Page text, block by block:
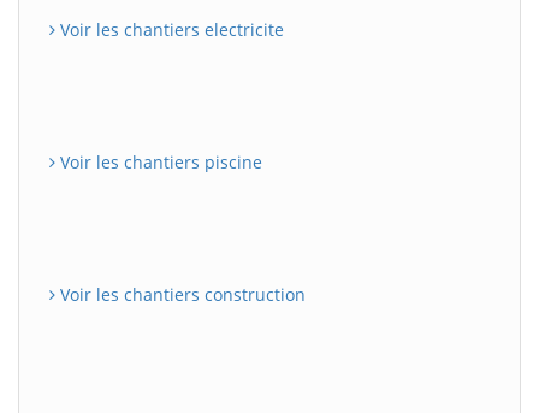
Voir les chantiers electricite
Voir les chantiers piscine
Voir les chantiers construction